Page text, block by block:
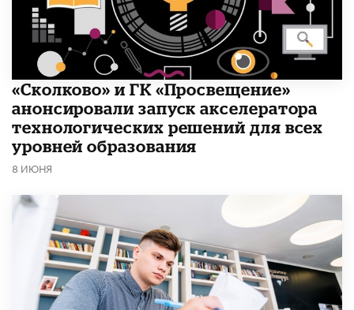
«Сколково» и ГК «Просвещение»
анонсировали запуск акселератора
технологических решений для всех
уровней образования
8 ИЮНЯ